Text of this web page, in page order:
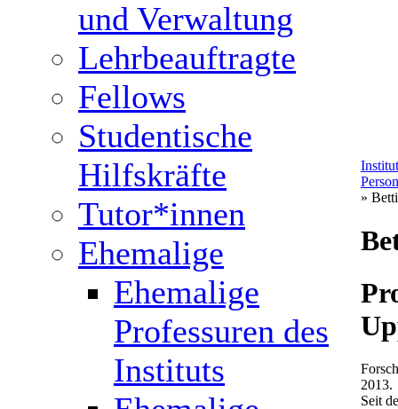
und Verwaltung
Lehrbeauftragte
Fellows
Studentische
Hilfskräfte
Tutor*innen
Ehemalige
Ehemalige
Professuren des
Instituts
»
2013.
Seit